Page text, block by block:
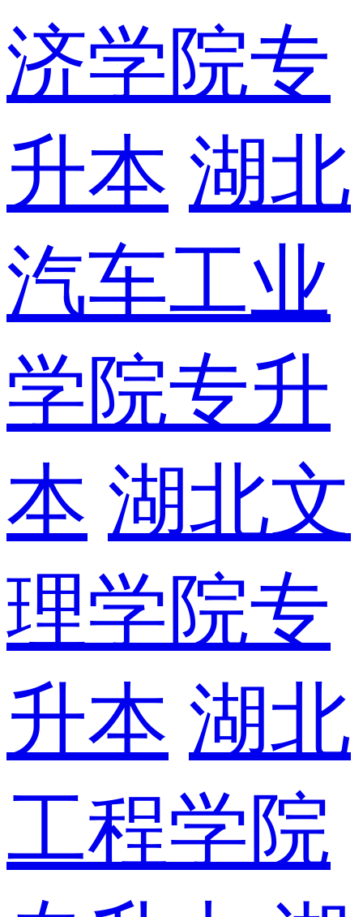
济学院专
升本 湖北
汽车工业
学院专升
本 湖北文
理学院专
升本 湖北
工程学院